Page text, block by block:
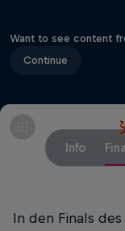
Want to see content
Continue
Info
In den Finals